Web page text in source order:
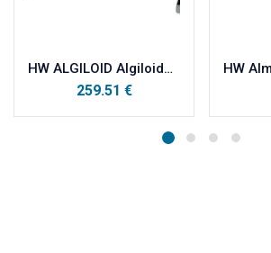
HW ALGILOID Algiloidna štrcaljka III + dva nastavka
259.51 €